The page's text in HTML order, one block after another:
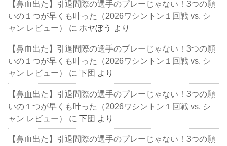
【鼻血出た】引退間際の選手のプレーじゃない！3つの願
いの１つが早くも叶った（2026ワシントン１回戦 vs. シ
ャン レビュー）
に ホヤぼう より
【鼻血出た】引退間際の選手のプレーじゃない！3つの願
いの１つが早くも叶った（2026ワシントン１回戦 vs. シ
ャン レビュー）
に下団 より
【鼻血出た】引退間際の選手のプレーじゃない！3つの願
いの１つが早くも叶った（2026ワシントン１回戦 vs. シ
ャン レビュー）
に下団 より
【鼻血出た】引退間際の選手のプレーじゃない！3つの願